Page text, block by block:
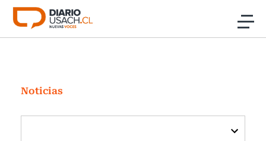
Click acá para ir directamente al contenido
Investigación
Cultura
Noticias